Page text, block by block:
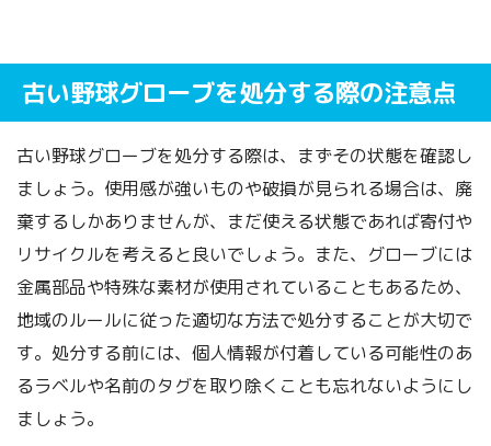
古い野球グローブを処分する際の注意点
古い野球グローブを処分する際は、まずその状態を確認し
ましょう。使用感が強いものや破損が見られる場合は、廃
棄するしかありませんが、まだ使える状態であれば寄付や
リサイクルを考えると良いでしょう。また、グローブには
金属部品や特殊な素材が使用されていることもあるため、
地域のルールに従った適切な方法で処分することが大切で
す。処分する前には、個人情報が付着している可能性のあ
るラベルや名前のタグを取り除くことも忘れないようにし
ましょう。